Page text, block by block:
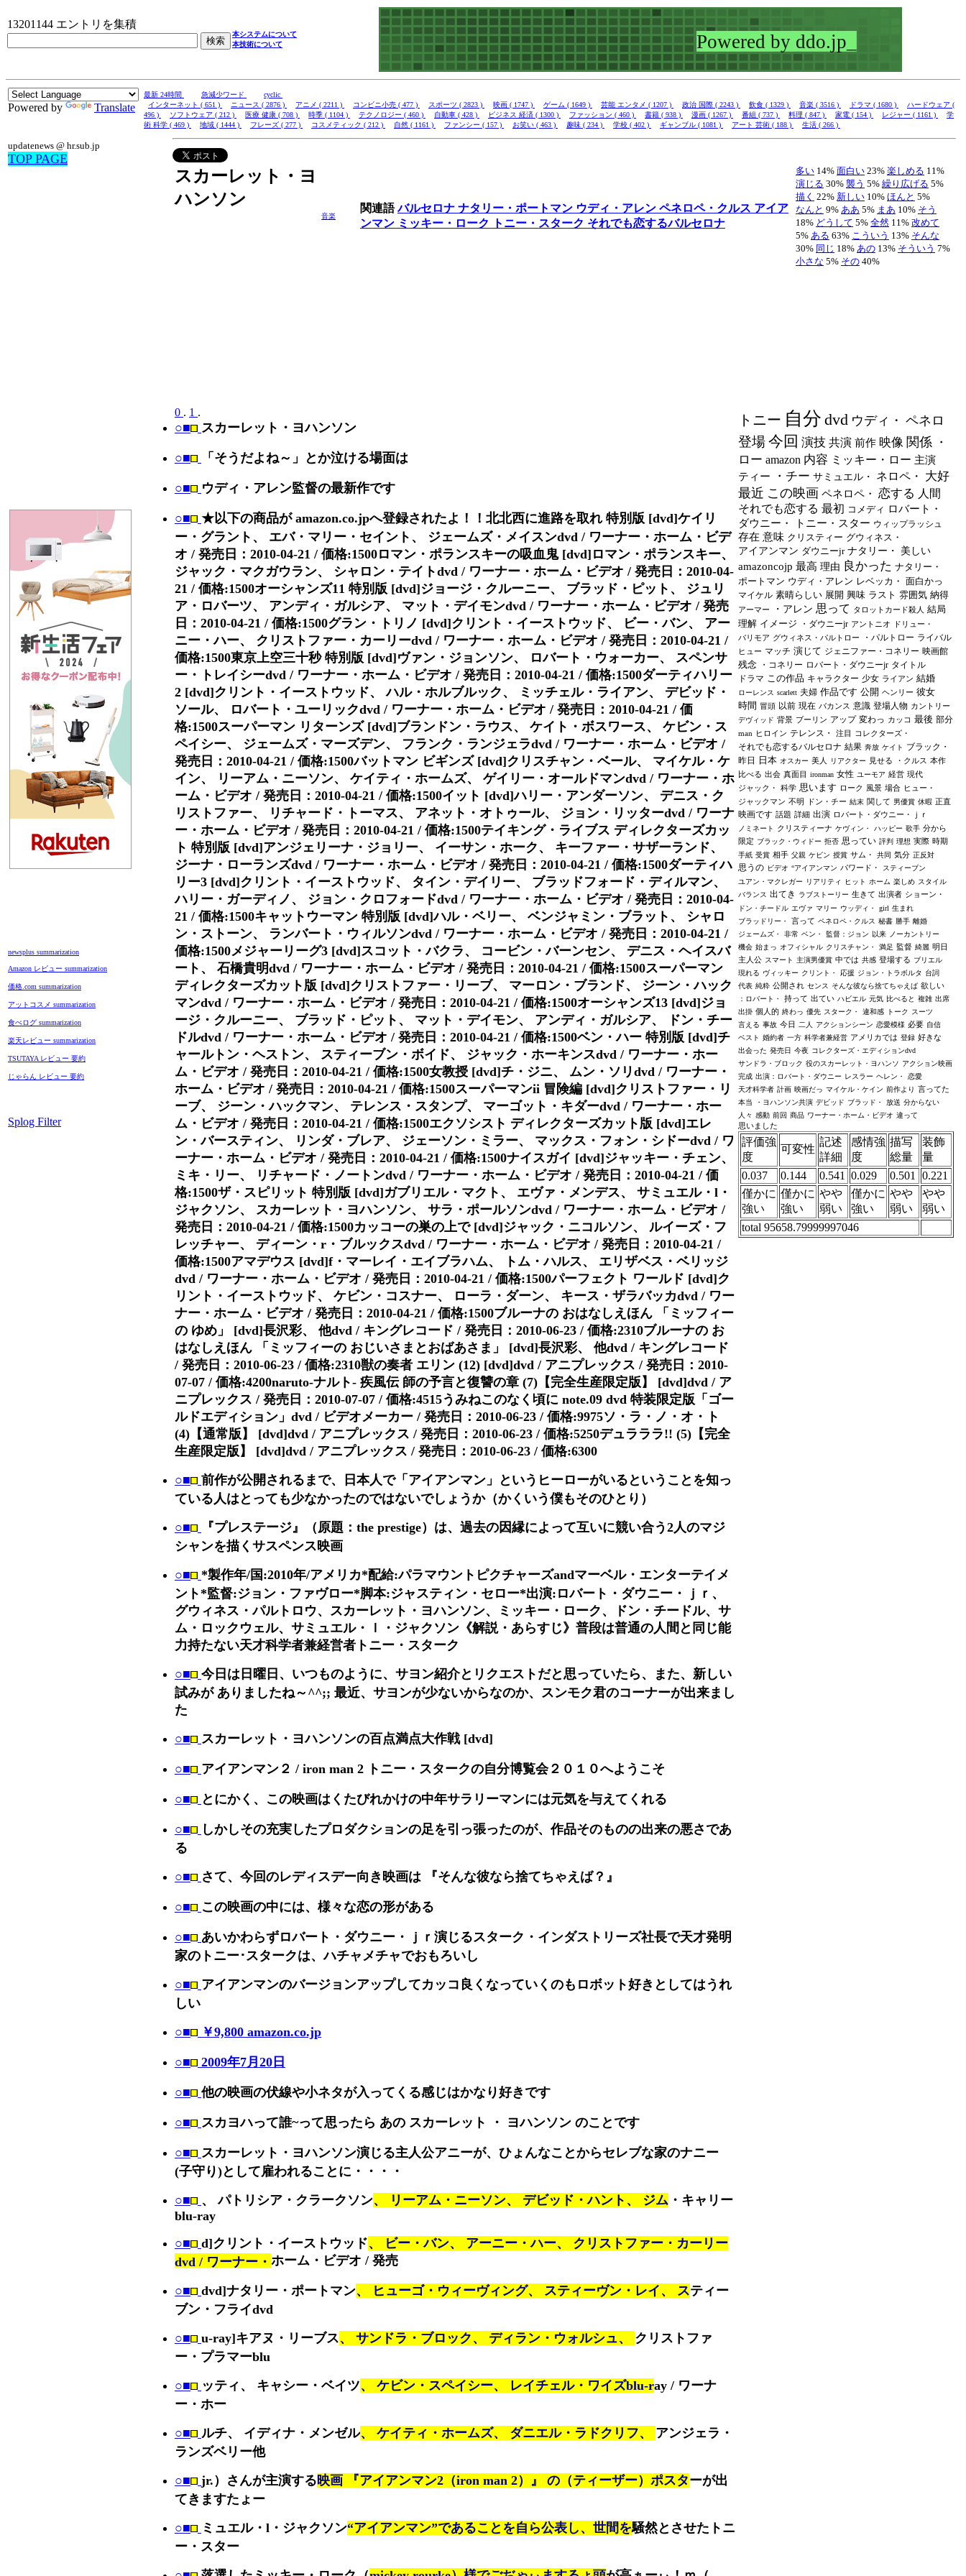
13201144 エントリを集積
本システムについて
本技術について
Powered by Translate
updatenews @ hr.sub.jp
TOP PAGE
newsplus summarization
Amazon レビュー summarization
価格.com summarization
アットコスメ summarization
食べログ summarization
楽天レビュー summarization
TSUTAYA レビュー 要約
じゃらん レビュー 要約
Splog Filter
最新 24時間 急減少ワード
cyclic
インターネット ( 651 )
ニュース ( 2876 ) アニメ ( 2211 ) コンビニ小売 ( 477 ) スポーツ ( 2823 ) 映画 ( 1747 ) ゲーム ( 1649 ) 芸能 エンタメ ( 1207 ) 政治 国際 ( 2243 ) 飲食 ( 1329 ) 音楽 ( 3516 ) ドラマ ( 1680 )
ハードウェア (
496 )
ソフトウェア ( 212 ) 医療 健康 ( 708 ) 時季 ( 1104 ) テクノロジー ( 460 ) 自動車 ( 428 ) ビジネス 経済 ( 1300 ) ファッション ( 460 ) 書籍 ( 938 ) 漫画 ( 1267 ) 番組 ( 737 ) 料理 ( 847 ) 家電 ( 154 ) レジャー ( 1161 )
学
術 科学 ( 469 )
地域 ( 1444 ) フレーズ ( 277 ) コスメティック ( 212 ) 自然 ( 1161 ) ファンシー ( 157 ) お笑い ( 463 ) 趣味 ( 234 ) 学校 ( 402 ) ギャンブル ( 1081 ) アート 芸術 ( 188 ) 生活 ( 266 )
スカーレット・ヨ
ハンソン
音楽
関連語バルセロナ ナタリー・ポートマン ウディ・アレン ペネロペ・クルス アイア
ンマン ミッキー・ローク トニー・スターク それでも恋するバルセロナ
多い 14% 面白い 23% 楽しめる 11%
演じる 30% 襲う 5% 繰り広げる 5%
描く 22% 新しい 10% ほんと 5%
なんと 9% ああ 5% まあ 10% そう
18% どうして 5% 全然 11% 改めて
5% ある 63% こういう 13% そんな
30% 同じ 18% あの 13% そういう 7%
小さな 5% その 40%
0 . 1 .
○■ スカーレット・ヨハンソン
○■ 「そうだよね～」とか泣ける場面は
○■ ウディ・アレン監督の最新作です
○■ ★以下の商品が amazon.co.jpへ登録されたよ！！北北西に進路を取れ 特別版 [dvd]ケイリ
ー・グラント、 エバ・マリー・セイント、 ジェームズ・メイスンdvd / ワーナー・ホーム・ビデ
オ / 発売日：2010-04-21 / 価格:1500ロマン・ポランスキーの吸血鬼 [dvd]ロマン・ポランスキー、
ジャック・マクガウラン、 シャロン・テイトdvd / ワーナー・ホーム・ビデオ / 発売日：2010-04-
21 / 価格:1500オーシャンズ11 特別版 [dvd]ジョージ・クルーニー、 ブラッド・ピット、 ジュリ
ア・ロバーツ、 アンディ・ガルシア、 マット・デイモンdvd / ワーナー・ホーム・ビデオ / 発売
日：2010-04-21 / 価格:1500グラン・トリノ [dvd]クリント・イーストウッド、 ビー・バン、 アー
ニー・ハー、 クリストファー・カーリーdvd / ワーナー・ホーム・ビデオ / 発売日：2010-04-21 /
価格:1500東京上空三十秒 特別版 [dvd]ヴァン・ジョンソン、 ロバート・ウォーカー、 スペンサ
ー・トレイシーdvd / ワーナー・ホーム・ビデオ / 発売日：2010-04-21 / 価格:1500ダーティハリー
2 [dvd]クリント・イーストウッド、 ハル・ホルブルック、 ミッチェル・ライアン、 デビッド・
ソール、 ロバート・ユーリックdvd / ワーナー・ホーム・ビデオ / 発売日：2010-04-21 / 価
格:1500スーパーマン リターンズ [dvd]ブランドン・ラウス、 ケイト・ボスワース、 ケビン・ス
ペイシー、 ジェームズ・マーズデン、 フランク・ランジェラdvd / ワーナー・ホーム・ビデオ /
発売日：2010-04-21 / 価格:1500バットマン ビギンズ [dvd]クリスチャン・ベール、 マイケル・ケ
イン、 リーアム・ニーソン、 ケイティ・ホームズ、 ゲイリー・オールドマンdvd / ワーナー・ホ
ーム・ビデオ / 発売日：2010-04-21 / 価格:1500イット [dvd]ハリー・アンダーソン、 デニス・ク
リストファー、 リチャード・トーマス、 アネット・オトゥール、 ジョン・リッターdvd / ワーナ
ー・ホーム・ビデオ / 発売日：2010-04-21 / 価格:1500テイキング・ライブス ディレクターズカッ
ト 特別版 [dvd]アンジェリーナ・ジョリー、 イーサン・ホーク、 キーファー・サザーランド、
ジーナ・ローランズdvd / ワーナー・ホーム・ビデオ / 発売日：2010-04-21 / 価格:1500ダーティハ
リー3 [dvd]クリント・イーストウッド、 タイン・デイリー、 ブラッドフォード・ディルマン、
ハリー・ガーディノ、 ジョン・クロフォードdvd / ワーナー・ホーム・ビデオ / 発売日：2010-04-
21 / 価格:1500キャットウーマン 特別版 [dvd]ハル・ベリー、 ベンジャミン・ブラット、 シャロ
ン・ストーン、 ランバート・ウィルソンdvd / ワーナー・ホーム・ビデオ / 発売日：2010-04-21 /
価格:1500メジャーリーグ3 [dvd]スコット・バクラ、 コービン・バーンセン、 デニス・ヘイスバ
ート、 石橋貴明dvd / ワーナー・ホーム・ビデオ / 発売日：2010-04-21 / 価格:1500スーパーマン
ディレクターズカット版 [dvd]クリストファー・リーブ、 マーロン・ブランド、 ジーン・ハック
マンdvd / ワーナー・ホーム・ビデオ / 発売日：2010-04-21 / 価格:1500オーシャンズ13 [dvd]ジョ
ージ・クルーニー、 ブラッド・ピット、 マット・デイモン、 アンディ・ガルシア、 ドン・チー
ドルdvd / ワーナー・ホーム・ビデオ / 発売日：2010-04-21 / 価格:1500ベン・ハー 特別版 [dvd]チ
ャールトン・ヘストン、 スティーブン・ボイド、 ジャック・ホーキンスdvd / ワーナー・ホー
ム・ビデオ / 発売日：2010-04-21 / 価格:1500女教授 [dvd]チ・ジニ、 ムン・ソリdvd / ワーナー・
ホーム・ビデオ / 発売日：2010-04-21 / 価格:1500スーパーマンii 冒険編 [dvd]クリストファー・リ
ーブ、 ジーン・ハックマン、 テレンス・スタンプ、 マーゴット・キダーdvd / ワーナー・ホー
ム・ビデオ / 発売日：2010-04-21 / 価格:1500エクソシスト ディレクターズカット版 [dvd]エレ
ン・バースティン、 リンダ・ブレア、 ジェーソン・ミラー、 マックス・フォン・シドーdvd / ワ
ーナー・ホーム・ビデオ / 発売日：2010-04-21 / 価格:1500ナイスガイ [dvd]ジャッキー・チェン、
ミキ・リー、 リチャード・ノートンdvd / ワーナー・ホーム・ビデオ / 発売日：2010-04-21 / 価
格:1500ザ・スピリット 特別版 [dvd]ガブリエル・マクト、 エヴァ・メンデス、 サミュエル・l・
ジャクソン、 スカーレット・ヨハンソン、 サラ・ポールソンdvd / ワーナー・ホーム・ビデオ /
発売日：2010-04-21 / 価格:1500カッコーの巣の上で [dvd]ジャック・ニコルソン、 ルイーズ・フ
レッチャー、 ディーン・r・ブルックスdvd / ワーナー・ホーム・ビデオ / 発売日：2010-04-21 /
価格:1500アマデウス [dvd]f・マーレイ・エイブラハム、 トム・ハルス、 エリザベス・ベリッジ
dvd / ワーナー・ホーム・ビデオ / 発売日：2010-04-21 / 価格:1500パーフェクト ワールド [dvd]ク
リント・イーストウッド、 ケビン・コスナー、 ローラ・ダーン、 キース・ザラバッカdvd / ワー
ナー・ホーム・ビデオ / 発売日：2010-04-21 / 価格:1500ブルーナの おはなしえほん 「ミッフィー
の ゆめ」 [dvd]長沢彩、 他dvd / キングレコード / 発売日：2010-06-23 / 価格:2310ブルーナの お
はなしえほん 「ミッフィーの おじいさまとおばあさま」 [dvd]長沢彩、 他dvd / キングレコード
/ 発売日：2010-06-23 / 価格:2310獣の奏者 エリン (12) [dvd]dvd / アニプレックス / 発売日：2010-
07-07 / 価格:4200naruto-ナルト- 疾風伝 師の予言と復讐の章 (7)【完全生産限定版】 [dvd]dvd / ア
ニプレックス / 発売日：2010-07-07 / 価格:4515うみねこのなく頃に note.09 dvd 特装限定版「ゴー
ルドエディション」dvd / ビデオメーカー / 発売日：2010-06-23 / 価格:9975ソ・ラ・ノ・オ・ト
(4)【通常版】 [dvd]dvd / アニプレックス / 発売日：2010-06-23 / 価格:5250デュラララ!! (5)【完全
生産限定版】 [dvd]dvd / アニプレックス / 発売日：2010-06-23 / 価格:6300
○■ 前作が公開されるまで、日本人で「アイアンマン」というヒーローがいるということを知っ
ている人はとっても少なかったのではないでしょうか（かくいう僕もそのひとり）
○■ 『プレステージ』（原題：the prestige）は、過去の因縁によって互いに競い合う2人のマジ
シャンを描くサスペンス映画
○■ *製作年/国:2010年/アメリカ*配給:パラマウントピクチャーズandマーベル・エンターテイメ
ント*監督:ジョン・ファヴロー*脚本:ジャスティン・セロー*出演:ロバート・ダウニー・ｊｒ、
グウィネス・パルトロウ、スカーレット・ヨハンソン、ミッキー・ローク、ドン・チードル、サ
ム・ロックウェル、サミュエル・ｌ・ジャクソン《解説・あらすじ》普段は普通の人間と同じ能
力持たない天才科学者兼経営者トニー・スターク
○■ 今日は日曜日、いつものように、サヨン紹介とリクエストだと思っていたら、また、新しい
試みが ありましたね～^^;; 最近、サヨンが少ないからなのか、スンモク君のコーナーが出来まし
た
○■ スカーレット・ヨハンソンの百点満点大作戦 [dvd]
○■ アイアンマン２ / iron man 2 トニー・スタークの自分博覧会２０１０へようこそ
○■ とにかく、この映画はくたびれかけの中年サラリーマンには元気を与えてくれる
○■ しかしその充実したプロダクションの足を引っ張ったのが、作品そのものの出来の悪さであ
る
○■ さて、今回のレディスデー向き映画は 『そんな彼なら捨てちゃえば？』
○■ この映画の中には、様々な恋の形がある
○■ あいかわらずロバート・ダウニー・ｊｒ演じるスターク・インダストリーズ社長で天才発明
家のトニー･スタークは、ハチャメチャでおもろいし
○■ アイアンマンのバージョンアップしてカッコ良くなっていくのもロボット好きとしてはうれ
しい
○■ ￥9,800 amazon.co.jp
○■ 2009年7月20日
○■ 他の映画の伏線や小ネタが入ってくる感じはかなり好きです
○■ スカヨハって誰~って思ったら あの スカーレット ・ ヨハンソン のことです
○■ スカーレット・ヨハンソン演じる主人公アニーが、ひょんなことからセレブな家のナニー
(子守り)として雇われることに・・・・
○■ 、 パトリシア・クラークソン、 リーアム・ニーソン、 デビッド・ハント、 ジム ・キャリー
blu-ray
○■ d]クリント・イーストウッド、 ビー・バン、 アーニー・ハー、 クリストファー・カーリー
dvd / ワーナー・ ホーム・ビデオ / 発売
○■ dvd]ナタリー・ポートマン、 ヒューゴ・ウィーヴィング、 スティーヴン・レイ、 スティー
ブン・フライdvd
○■ u-ray]キアヌ・リーブス、 サンドラ・ブロック、 ディラン・ウォルシュ、 クリストファ
ー・プラマーblu
○■ ッティ、 キャシー・ベイツ、 ケビン・スペイシー、 レイチェル・ワイズblu-ray / ワーナ
ー・ホー
○■ ルチ、 イディナ・メンゼル、 ケイティ・ホームズ、 ダニエル・ラドクリフ、 アンジェラ・
ランズベリー他
○■ jr.）さんが主演する映画 『アイアンマン2（iron man 2）』 の（ティーザー）ポスターが出
てきますたょー
○■ ミュエル・l・ジャクソン“アイアンマン”であることを自ら公表し、世間を騒然とさせたトニ
ー・スター
トニー 自分 dvd ウディ・ ペネロ
登場今回 演技 共演 前作 映像 関係 ・
ロー amazon 内容 ミッキー・ロー 主演
ティー
・チー サミュエル・ ネロペ・ 大好
最近 この映画 ペネロペ・ 恋する 人間
それでも恋する 最初 コメディ ロバート・
ダウニー・
トニー・スター ウィップラッシュ
存在 意味 クリスティー グウィネス・
アイアンマン ダウニーjr ナタリー・ 美しい
amazoncojp 最高 理由 良かった ナタリー・
ポートマン ウディ・アレン レベッカ・ 面白かっ
マイケル 素晴らしい 展開 興味 ラスト 雰囲気 納得
アーマー ・アレン 思って タロットカード殺人 結局
理解 イメージ ・ダウニーjr アントニオ
ドリュー・
バリモア グウィネス・パルトロー ・パルトロー ライバル
ヒュー マッチ 演じて ジェニファー・コネリー 映画館
残念 ・コネリー ロバート・ダウニーjr タイトル
ドラマ この作品 キャラクター 少女 ライアン 結婚
ローレンス scarlett 夫婦 作品です 公開 ヘンリー 彼女
時間 冒頭 以前 現在 バカンス 意識 登場人物 カントリー
デヴィッド 背景 ブーリン アップ 変わっ カッコ 最後 部分
man ヒロイン テレンス・ 注目 コレクターズ・
それでも恋するバルセロナ 結果 奔放 ケイト
ブラック・
昨日
日本 オスカー 美人 リアクター 見せる ・クルス 本作
比べる 出会 真面目 ironman 女性 ユーモア 経営 現代
ジャック・
科学 思います ローク 風景 場合 ヒュー・
ジャックマン 不明 ドン・チー 結末 関して 男優賞 休暇 正直
映画です 話題 詳細 出演 ロバート・ダウニー・ｊｒ
ノミネート クリスティーナ ケヴィン・ ハッピー 歌手 分から
限定 ブラック・ウィドー 拒否 思ってい 評判 理想 実際 時期
手紙 受賞 相手 父親 ケビン 授賞 サム・ 共同 気分 正反対
思うの ビデオ “アイアンマン パワード・
スティーブン
ユアン・マクレガー
リアリティ ヒット ホーム 楽しめ スタイル
バランス 出てき ラブストーリー 生きて 出演者 ショーン・
ドン・チードル エヴァ マリー ウッディ・ girl 生まれ
ブラッドリー・
言って ペネロペ・クルス 秘書 勝手 離婚
ジェームズ・
非常 ベン・ 監督：ジョン 以来
ノーカントリー
機会 始まっ オフィシャル クリスチャン・ 満足 監督 綺麗 明日
主人公 スマート 主演男優賞 中では 共感 登場する ブリエル
現れる ヴィッキー クリント・ 応援 ジョン・トラボルタ 台詞
代表 純粋 公開され センス そんな彼なら捨てちゃえば 欲しい
：ロバート・ 持って 出てい ハビエル 元気 比べると 複雑 出席
出掛 個人的 終わっ 優先 スターク・ 違和感 トーク スーツ
言える 事故 今日 二人 アクションシーン 恋愛模様 必要 自信
ベスト 婚約者 一方 科学者兼経営 アメリカでは 登録 好きな
出会った 発売日 今夜 コレクターズ・エディションdvd
サンドラ・ブロック 役のスカーレット・ヨハンソ アクション映画
完成 出演：ロバート・ダウニー レスラー ヘレン・
恋愛
天才科学者 計画 映画だっ マイケル・ケイン 前作より 言ってた
本当 ・ヨハンソン共演 デビッド ブラッド・ 放送 分からない
人々 感動 前回 商品 ワーナー・ホーム・ビデオ 違って
思いました
評価強
度
可変性
記述
詳細
感情強
度
描写
総量
装飾
量
0.037
0.144 0.541 0.029 0.501
0.221
僅かに
強い
僅かに
強い
やや
弱い
僅かに
強い
やや
弱い
やや
弱い
total 95658.79999997046